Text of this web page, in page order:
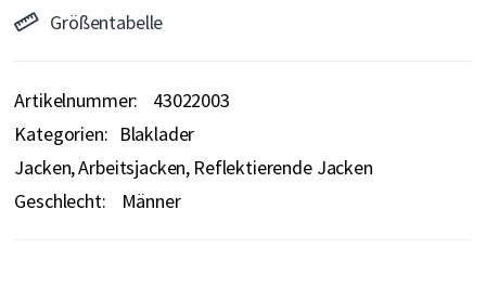
Größentabelle
Artikelnummer
43022003
Kategorien: Blaklader
Jacken Arbeitsjacken Reflektierende Jacken
Geschlecht:
Männer